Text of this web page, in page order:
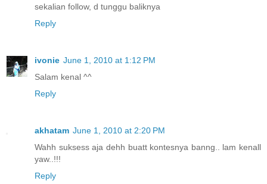
sekalian follow, d tunggu baliknya
Reply
ivonie June 1, 2010 at 1:12 PM
Salam kenal ^^
Reply
akhatam June 1, 2010 at 2:20 PM
Wahh suksess aja dehh buatt kontesnya banng.. lam kenall
yaw..!!!
Reply